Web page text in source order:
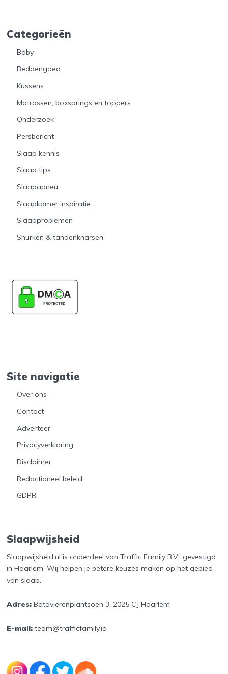
Categorieën
Baby
Beddengoed
Kussens
Matrassen, boxsprings en toppers
Onderzoek
Persbericht
Slaap kennis
Slaap tips
Slaapapneu
Slaapkamer inspiratie
Slaapproblemen
Snurken & tandenknarsen
Site navigatie
Over ons
Contact
Adverteer
Privacyverklaring
Disclaimer
Redactioneel beleid
GDPR
Slaapwijsheid
Slaapwijsheid.nl is onderdeel van Traffic Family B.V., gevestigd
in Haarlem. Wij helpen je betere keuzes maken op het gebied
van slaap.
Adres:Batavierenplantsoen 3, 2025 CJ Haarlem
E-mail:team@trafficfamily.io